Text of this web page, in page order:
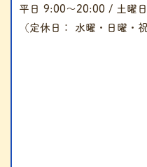
平日 9:00～20:00 / 土曜
（定休日： 水曜・日曜・祝